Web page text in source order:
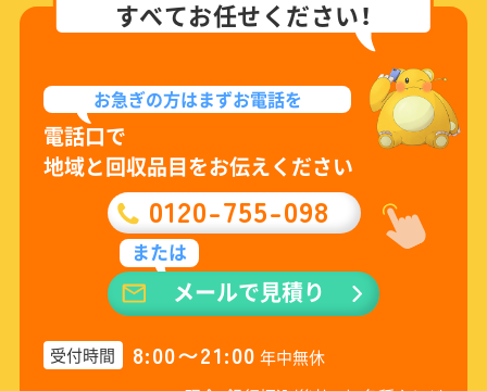
すべてお任せください！
お急ぎの方はまずお電話を
電話口で
地域と回収品目をお伝えください
0120-755-098
または
メールで見積り
受付時間 8:00〜21:00 年中無休